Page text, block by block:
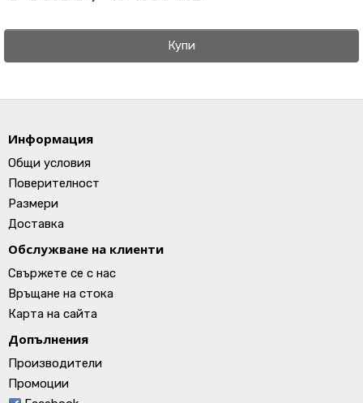
Купи
Информация
Общи условия
Поверителност
Размери
Доставка
Обслужване на клиенти
Свържете се с нас
Връщане на стока
Карта на сайта
Допълнения
Производители
Промоции